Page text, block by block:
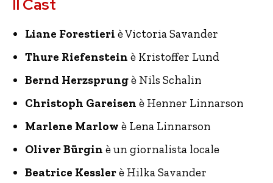
Il Cast
Liane Forestieri è Victoria Savander
Thure Riefenstein è Kristoffer Lund
Bernd Herzsprungè Nils Schalin
Christoph Gareisen è Henner Linnarson
Marlene Marlow è Lena Linnarson
Oliver Bürgin è un giornalista locale
Beatrice Kesslerè Hilka Savander